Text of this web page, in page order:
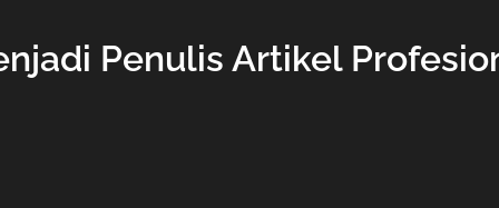
Penulis Artikel